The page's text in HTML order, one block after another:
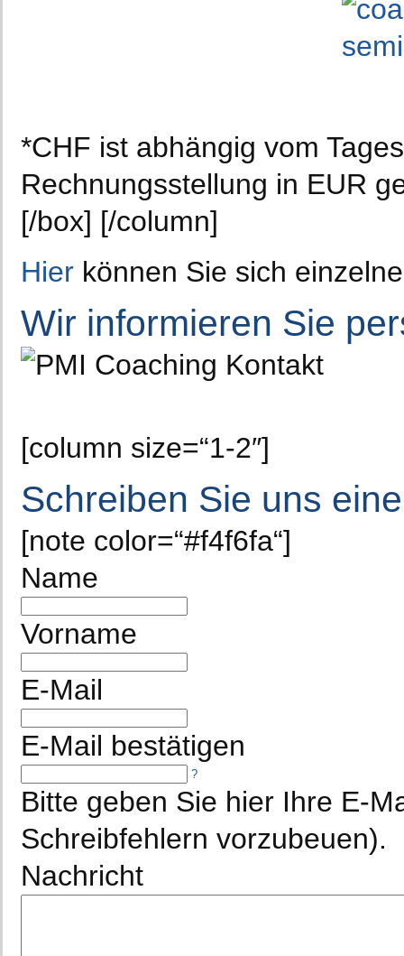
*CHF ist abhängig vom
Rechnungsstellung in EUR
[/box] [/column]
Hier können Sie sich
Wir informieren Sie
[column size=“1-2″]
Schreiben Sie uns
[note color=“#f4f6fa“]
Name
Vorname
E-Mail
E-Mail bestätigen
?
Bitte geben Sie hier Ihre E-
Schreibfehlern vorzubeuen).
Nachricht